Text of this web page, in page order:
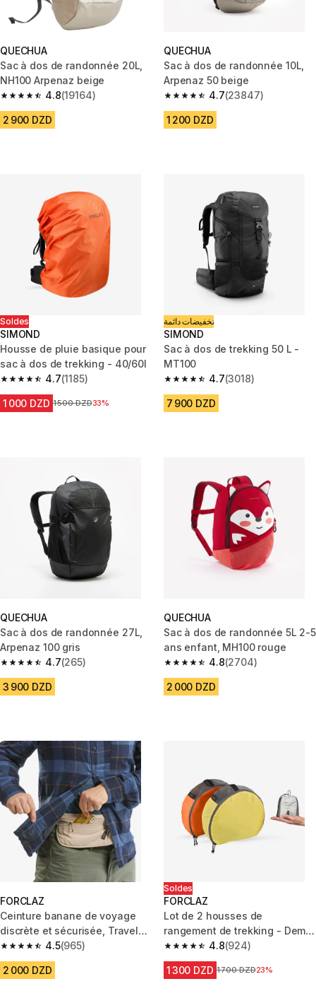
QUECHUA
Sac à dos de randonnée 20L,
NH100 Arpenaz beige
4.8
4.8 out of 5 stars from 19164 reviews
(19164)
2 900 DZD
QUECHUA
Sac à dos de randonnée 10L,
Arpenaz 50 beige
4.7
4.7 out of 5 stars from 23847
(23847)
1 200 DZD
Soldes
SIMOND
Housse de pluie basique pour
sac à dos de trekking - 40/60l
4.7
4.7 out of 5 stars from 1185 reviews
(1185)
1 000 DZD Prix avant la réduction
1 500 DZD33%
تخفيضات دائمة
SIMOND
Sac à dos de trekking 50 L -
MT100
4.7
4.7 out of 5 stars from 3018
(3018)
7 900 DZD
QUECHUA
Sac à dos de randonnée 27L,
Arpenaz 100 gris
4.7
4.7 out of 5 stars from 265 reviews
(265)
3 900 DZD
QUECHUA
Sac à dos de randonnée 5L 2-5
ans enfant, MH100 rouge
4.8
4.8 out of 5 stars from 2704
(2704)
2 000 DZD
FORCLAZ
Ceinture banane de voyage
discrète et sécurisée, Travel
RFID beige4.5
4.5 out of 5 stars from 965 reviews
(965)
2 000 DZD
Soldes
FORCLAZ
Lot de 2 housses de
rangement de trekking - Demi-
lune - 2x7L4.8
4.8 out of 5 stars from 924
(924)
1 300 DZD Prix avant la réduction
1 700 DZD23%